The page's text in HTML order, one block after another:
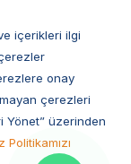
içerikleri ilgi
onay
çerezleri
Yönet” üzerinden
Politikamızı